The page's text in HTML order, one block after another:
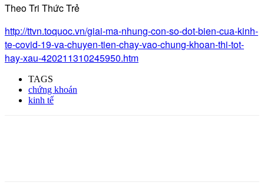
Theo Tri Thức Trẻ
http://ttvn.toquoc.vn/giai-ma-nhung-con-so-dot-bien-cua-kinh-
te-covid-19-va-chuyen-tien-chay-vao-chung-khoan-thi-tot-
hay-xau-420211310245950.htm
TAGS
chứng khoán
kinh tế